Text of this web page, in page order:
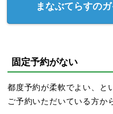
まなぶてらすの
固定予約がない
都度予約が柔軟でよい、と
ご予約いただいている方か